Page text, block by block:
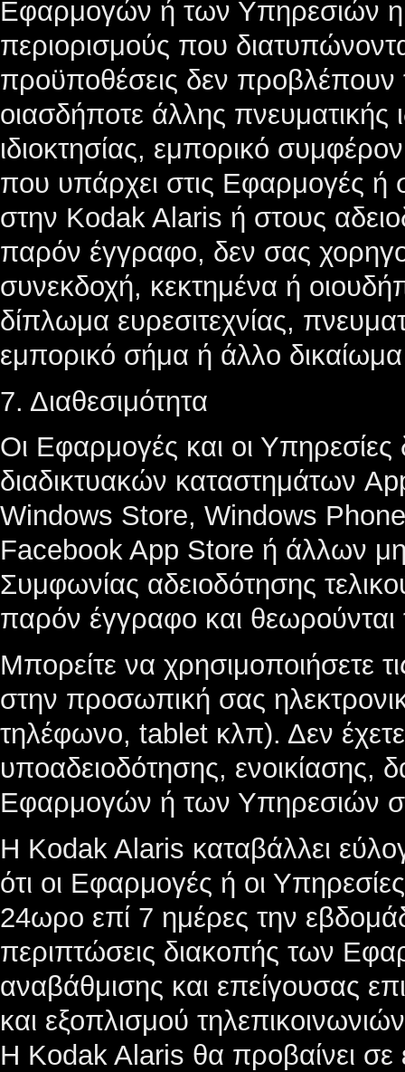
Εφαρμογών ή των Υπηρεσιών η
περιορισμούς που
προϋποθέσεις δεν
οιασδήποτε άλλης πνευματικής
ιδιοκτησίας, εμπορικό
που υπάρχει στις Εφαρμογές ή
στην Kodak Alaris ή στους
παρόν έγγραφο, δεν σας
συνεκδοχή, κεκτημένα ή
δίπλωμα ευρεσιτεχνίας,
εμπορικό σήμα ή άλλο δικαίωμα
7. Διαθεσιμότητα
Οι Εφαρμογές και οι Υπηρεσίες
διαδικτυακών καταστημάτων
Windows Store, Windows
Facebook App Store ή άλλων
Συμφωνίας αδειοδότησης
παρόν έγγραφο και
Μπορείτε να χρησιμοποιήσετε
στην προσωπική σας
τηλέφωνο, tablet κλπ). Δεν
υποαδειοδότησης, ενοικίασης,
Εφαρμογών ή των Υπηρεσιών
Η Kodak Alaris καταβάλλει
ότι οι Εφαρμογές ή οι
24ωρο επί 7 ημέρες την
περιπτώσεις διακοπής των
αναβάθμισης και επείγουσας
και εξοπλισμού
Η Kodak Alaris θα προβαίνει σε